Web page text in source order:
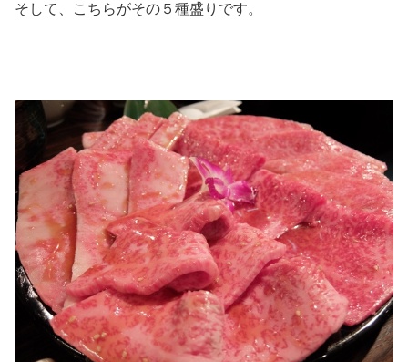
そして、こちらがその５種盛りです。